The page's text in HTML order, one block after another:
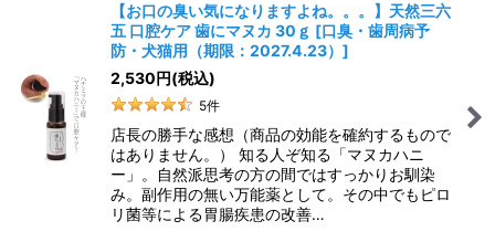
【お口の臭い気になりますよね。。。】天然三六
五 口腔ケア 歯にマヌカ 30ｇ [口臭・歯周病予
防・犬猫用（期限：2027.4.23） ]
2,530円(税込)
5件
店長の勝手な感想（商品の効能を確約するもので
はありません。） 知る人ぞ知る「マヌカハニ
ー」。自然派思考の方の間ではすっかりお馴染
み。副作用の無い万能薬として。その中でもピロ
リ菌等による胃腸疾患の改善…